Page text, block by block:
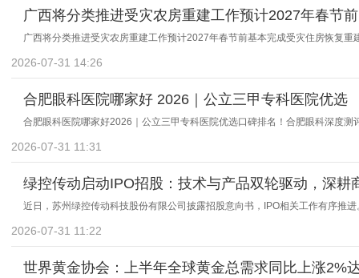
广西将分类推进受灾农房重建工作预计2027年春节前
广西将分类推进受灾农房重建工作预计2027年春节前基本完成受灾住房恢复重
2026-07-31 14:26
合肥眼科医院哪家好 2026｜公立三甲专科医院优选
合肥眼科医院哪家好2026｜公立三甲专科医院优选口碑排名！合肥眼科深度测
2026-07-31 11:31
绿控传动启动IPO招股：技术与产品双轮驱动，深耕
近日，苏州绿控传动科技股份有限公司披露招股意向书，IPO相关工作有序推
2026-07-31 11:22
世界黄金协会：上半年全球黄金总需求同比上涨2%